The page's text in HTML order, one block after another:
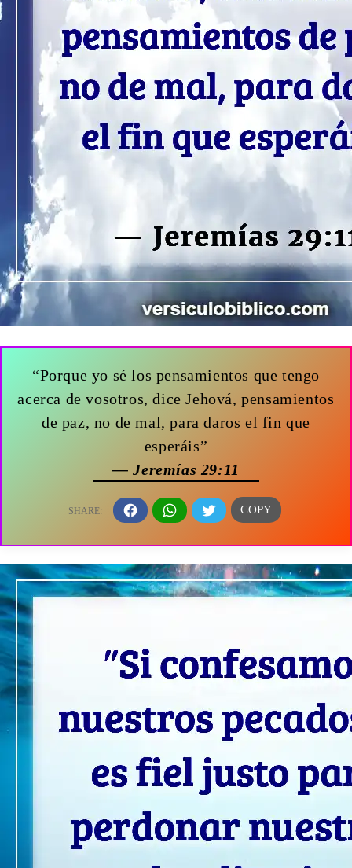
“Porque yo sé los pensamientos que tengo
acerca de vosotros, dice Jehová, pensamientos
de paz, no de mal, para daros el fin que
esperáis”
— Jeremías 29:11